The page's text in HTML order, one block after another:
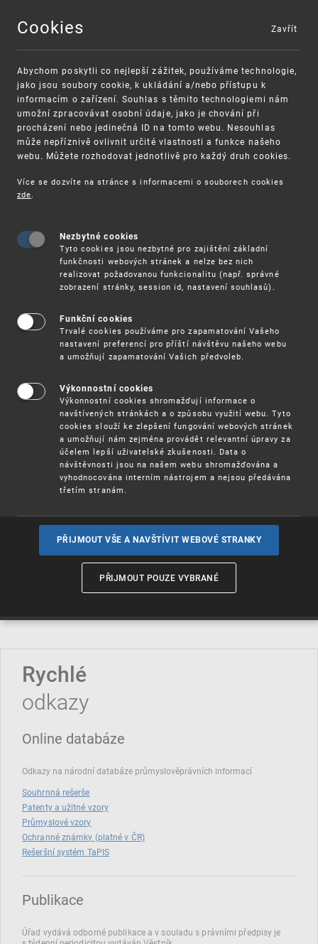
MENU
VAROVÁNÍ
Finanční podpora
Vynálezy / Patenty
Užitnévzory
Ochrannéznámky
Označení původua zeměpisná
Rychlé
odkazy
Online databáze
Odkazy na národní databáze průmyslověprávních informací
Souhrnná rešerše
Patenty a užitné vzory
Průmyslové vzory
Ochranné známky (platné v ČR)
Rešeršní systém TaPIS
Publikace
Úřad vydává odborné publikace a v souladu s právními předpisy je
Cookies
Abychom poskytli co nejlepší zážitek, používáme technologie,
jako jsou soubory cookie, k ukládání a/nebo přístupu k
informacím o zařízení. Souhlas s těmito technologiemi nám
umožní zpracovávat osobní údaje, jako je chování při
procházení nebo jedinečná ID na tomto webu. Nesouhlas
může nepříznivě ovlivnit určité vlastnosti a funkce našeho
webu. Můžete rozhodovat jednotlivě pro každý druh cookies.
Více se dozvíte na stránce s informacemi o souborech cookies
zde.
Nezbytné cookies
Tyto cookies jsou nezbytné pro zajištění základní
funkčnosti webových stránek a nelze bez nich
realizovat požadovanou funkcionalitu (např. správné
zobrazení stránky, session id, nastavení souhlasů).
Funkční cookies
Trvalé cookies používáme pro zapamatování Vašeho
nastavení preferencí pro příští návštěvu našeho webu
a umožňují zapamatování Vašich předvoleb.
Výkonnostní cookies
Výkonnostní cookies shromažďují informace o
navštívených stránkách a o způsobu využití webu. Tyto
cookies slouží ke zlepšení fungování webových stránek
a umožňují nám zejména provádět relevantní úpravy za
účelem lepší uživatelské zkušenosti. Data o
návštěvnosti jsou na našem webu shromažďována a
vyhodnocována interním nástrojem a nejsou předávána
třetím stranám.
PŘIJMOUT VŠE A NAVŠTÍVIT WEBOVÉ STRANKY
PŘIJMOUT POUZE VYBRANÉ
Zavřít